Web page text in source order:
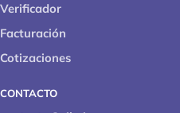
Verificador
Facturación
Cotizaciones
CONTACTO